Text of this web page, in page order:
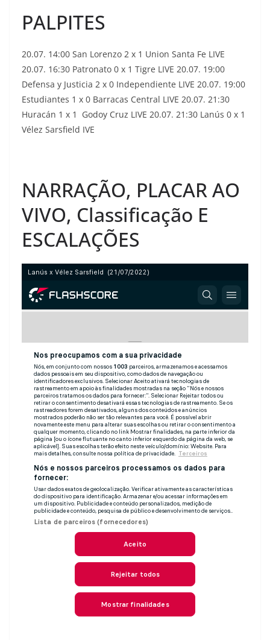
PALPITES
20.07. 14:00 San Lorenzo 2 x 1 Union Santa Fe LIVE
20.07. 16:30 Patronato 0 x 1 Tigre LIVE 20.07. 19:00
Defensa y Justicia 2 x 0 Independiente LIVE 20.07. 19:00
Estudiantes 1 x 0 Barracas Central LIVE 20.07. 21:30
Huracán 1 x 1 Godoy Cruz LIVE 20.07. 21:30 Lanús 0 x 1
Vélez Sarsfield IVE
NARRAÇÃO, PLACAR AO
VIVO, Classificação E
ESCALAÇÕES